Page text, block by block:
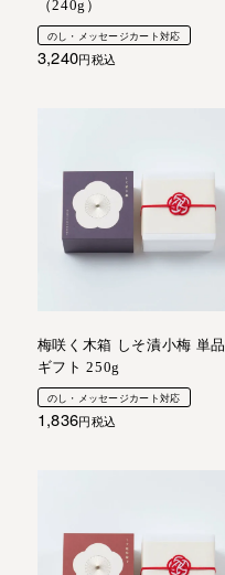
（240g）
のし・メッセージカート対応
3,240 税込
梅咲く木箱 しそ漬小梅 単品
ギフト 250g
のし・メッセージカート対応
1,836 税込